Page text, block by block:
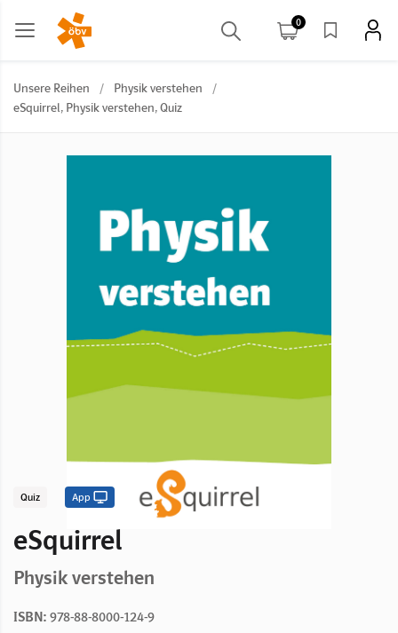
0
Unsere Reihen / Physik verstehen
/
eSquirrel, Physik verstehen, Quiz
Quiz App
eSquirrel
Physik verstehen
ISBN: 978-88-8000-124-9